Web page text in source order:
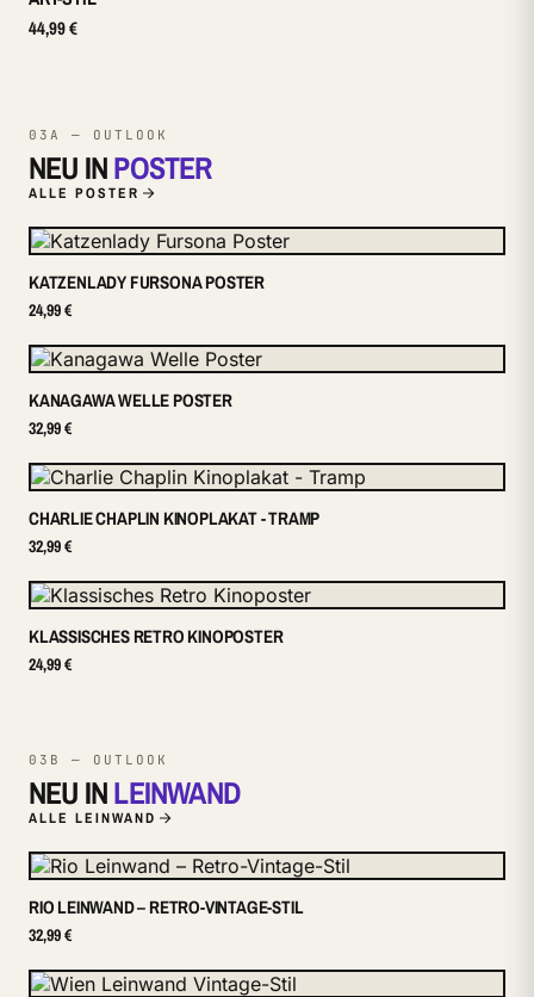
44,99 €
03A — OUTLOOK
NEU INPOSTER
ALLE POSTER
KATZENLADY FURSONA POSTER
24,99 €
KANAGAWA WELLE POSTER
32,99 €
CHARLIE CHAPLIN KINOPLAKAT - TRAMP
32,99 €
KLASSISCHES RETRO KINOPOSTER
24,99 €
03B — OUTLOOK
NEU INLEINWAND
ALLE LEINWAND
RIO LEINWAND – RETRO-VINTAGE-STIL
32,99 €